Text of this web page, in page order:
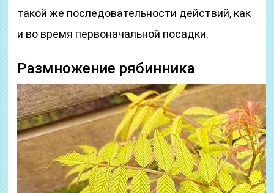
такой же последовательности действий, как
и во время первоначальной посадки.
Размножение рябинника